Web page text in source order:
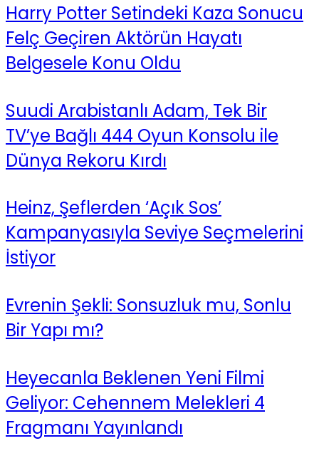
Harry Potter Setindeki Kaza Sonucu
Felç Geçiren Aktörün Hayatı
Belgesele Konu Oldu
Suudi Arabistanlı Adam, Tek Bir
TV’ye Bağlı 444 Oyun Konsolu ile
Dünya Rekoru Kırdı
Heinz, Şeflerden ‘Açık Sos’
Kampanyasıyla Seviye Seçmelerini
İstiyor
Evrenin Şekli: Sonsuzluk mu, Sonlu
Bir Yapı mı?
Heyecanla Beklenen Yeni Filmi
Geliyor: Cehennem Melekleri 4
Fragmanı Yayınlandı